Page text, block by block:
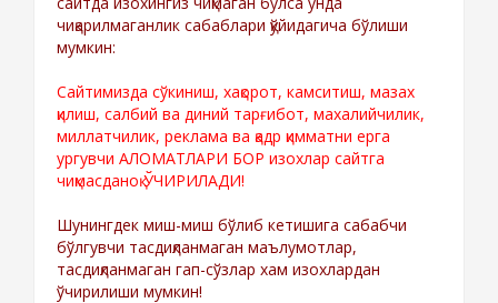
чиқарилмаганлик сабаблари қўйидагича бўлиши
мумкин:
Сайтимизда сўкиниш, хақорот, камситиш, мазах
қилиш, салбий ва диний тарғибот, махалийчилик,
миллатчилик, реклама ва қадр қимматни ерга
ургувчи АЛОМАТЛАРИ БОР изохлар сайтга
чиқмасданоқ ЎЧИРИЛАДИ!
Шунингдек миш-миш бўлиб кетишига сабабчи
бўлгувчи тасдиқланмаган маълумотлар,
тасдиқланмаган гап-сўзлар хам изохлардан
ўчирилиши мумкин!